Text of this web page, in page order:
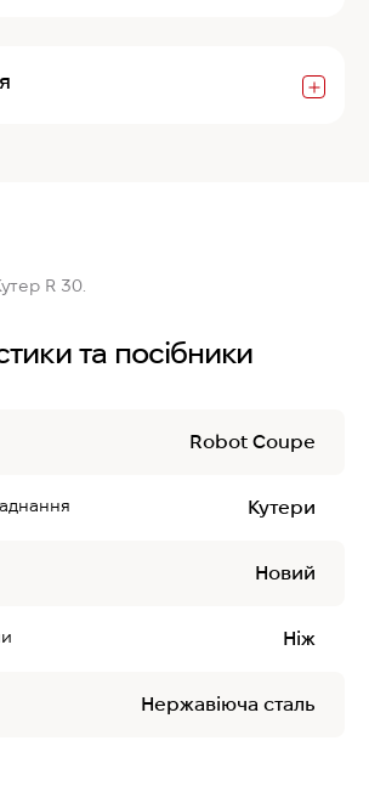
R 30.
та посібники
Robot Coupe
Кутери
Новий
Ніж
Нержавіюча сталь